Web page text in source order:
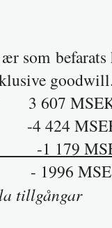
som
3 607
-4 424
179
tillgångar